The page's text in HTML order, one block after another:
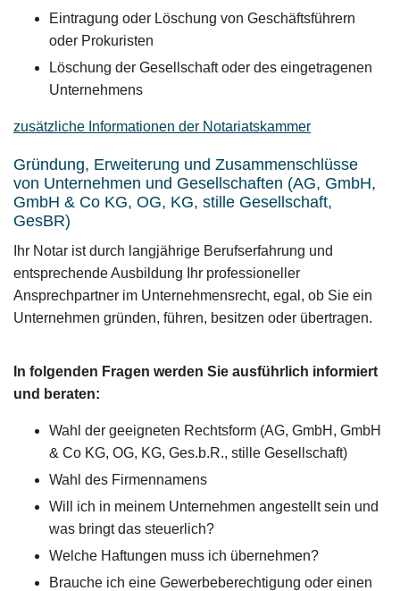
Eintragung oder Löschung von Geschäftsführern
oder Prokuristen
Löschung der Gesellschaft oder des eingetragenen
Unternehmens
zusätzliche Informationen der Notariatskammer
Gründung, Erweiterung und Zusammenschlüsse
von Unternehmen und Gesellschaften (AG, GmbH,
GmbH & Co KG, OG, KG, stille Gesellschaft,
GesBR)
Ihr Notar ist durch langjährige Berufserfahrung und
entsprechende Ausbildung Ihr professioneller
Ansprechpartner im Unternehmensrecht, egal, ob Sie ein
Unternehmen gründen, führen, besitzen oder übertragen.
In folgenden Fragen werden Sie ausführlich informiert
und beraten:
Wahl der geeigneten Rechtsform (AG, GmbH, GmbH
& Co KG, OG, KG, Ges.b.R., stille Gesellschaft)
Wahl des Firmennamens
Will ich in meinem Unternehmen angestellt sein und
was bringt das steuerlich?
Welche Haftungen muss ich übernehmen?
Brauche ich eine Gewerbeberechtigung oder einen